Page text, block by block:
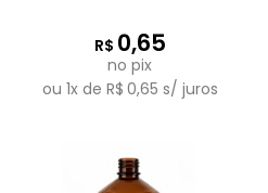
R$ 0,65
no pix
ou 1x de R$ 0,65 s/ juros